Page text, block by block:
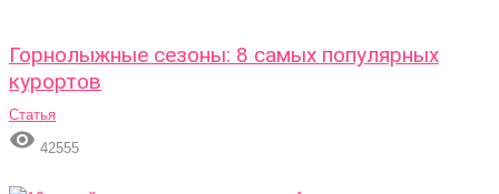
Горнолыжные сезоны: 8 самых популярных
курортов
Статья
 42555